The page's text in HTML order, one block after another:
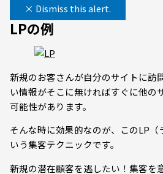
× Dismiss this alert.
LPの例
新規のお客さんが自分のサイトに訪
い情報がそこに無ければすぐに他の
可能性があります。
そんな時に効果的なのが、このLP（
いう集客テクニックです。
新規の潜在顧客を逃したい！集客を